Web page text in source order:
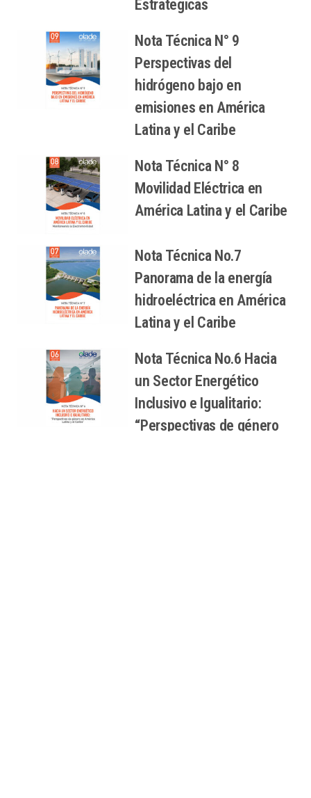
Estratégicas
Nota Técnica N° 9
Perspectivas del
hidrógeno bajo en
emisiones en América
Latina y el Caribe
Nota Técnica N° 8
Movilidad Eléctrica en
América Latina y el Caribe
Nota Técnica No.7
Panorama de la energía
hidroeléctrica en América
Latina y el Caribe
Nota Técnica No.6 Hacia
un Sector Energético
Inclusivo e Igualitario:
“Perspectivas de género